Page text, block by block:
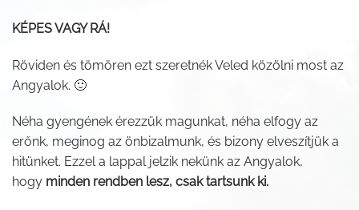
KÉPES VAGY RÁ!
Röviden és tömören ezt szeretnék Veled közölni most az
Angyalok. 🙂
Néha gyengének érezzük magunkat, néha elfogy az
erőnk, meginog az önbizalmunk, és bizony elveszítjük a
hitünket. Ezzel a lappal jelzik nekünk az Angyalok,
hogy minden rendben lesz, csak tartsunk ki.